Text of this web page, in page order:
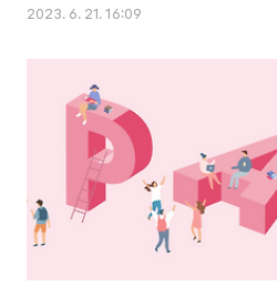
악과 간식 제작 : 서울시NPO지원센터 &
19 이후, 해외 비영리 지원기관에서 비영
킷들이 제작되었습니다. 센터에서 이를
국내 비영리 실정..
2023. 6. 21. 16:09